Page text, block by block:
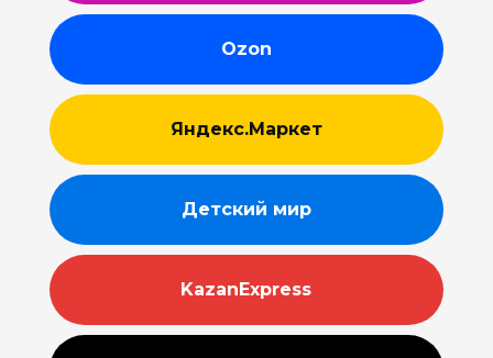
Ozon
Яндекс.Маркет
Детский мир
KazanExpress